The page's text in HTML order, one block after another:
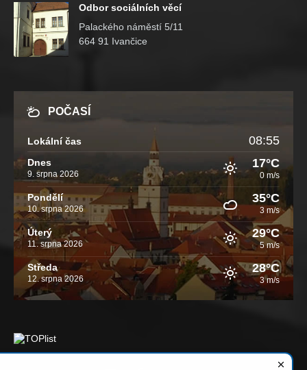
Odbor sociálních věcí
Palackého náměstí 5/11
664 91 Ivančice
POČASÍ
Lokální čas 08:55
Dnes
9. srpna 2026
17°C
0 m/s
Pondělí
10. srpna 2026
35°C
3 m/s
Úterý
11. srpna 2026
29°C
5 m/s
Středa
12. srpna 2026
28°C
3 m/s